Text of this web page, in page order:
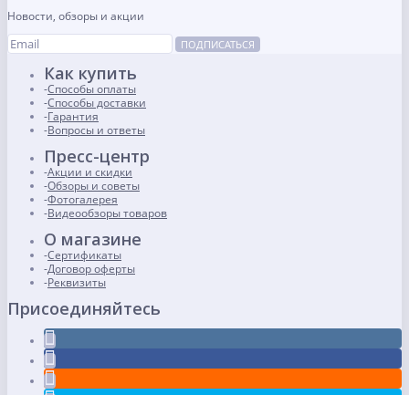
Новости, обзоры и акции
ПОДПИСАТЬСЯ
Как купить
Способы оплаты
Способы доставки
Гарантия
Вопросы и ответы
Пресс-центр
Акции и скидки
Обзоры и советы
Фотогалерея
Видеообзоры товаров
О магазине
Сертификаты
Договор оферты
Реквизиты
Присоединяйтесь